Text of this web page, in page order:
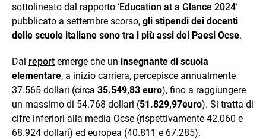
sottolineato dal rapporto ‘Education at a Glance 2024‘
pubblicato a settembre scorso, gli stipendi dei docenti
delle scuole italiane sono tra i più assi dei Paesi Ocse.
Dal report emerge che un insegnante di scuola
elementare, a inizio carriera, percepisce annualmente
37.565 dollari (circa 35.549,83 euro), fino a raggiungere
un massimo di 54.768 dollari (51.829,97euro). Si tratta di
cifre inferiori alla media Ocse (rispettivamente 42.060 e
68.924 dollari) ed europea (40.811 e 67.285).